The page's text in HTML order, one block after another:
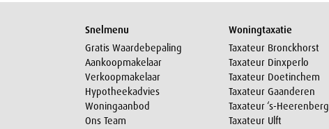
Snelmenu
Gratis Waardebepaling
Aankoopmakelaar
Verkoopmakelaar
Hypotheekadvies
Woningaanbod
Ons Team
Woningtaxatie
Taxateur Bronckhorst
Taxateur Dinxperlo
Taxateur Doetinchem
Taxateur Gaanderen
Taxateur ‘s-Heerenberg
Taxateur Ulft